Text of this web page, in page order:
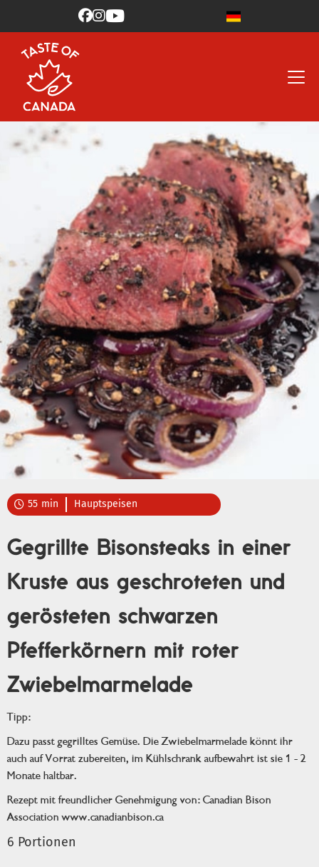

 55 min Hauptspeisen
Gegrillte Bisonsteaks in einer
Kruste aus geschroteten und
gerösteten schwarzen
Pfefferkörnern mit roter
Zwiebelmarmelade
Tipp:
Dazu passt gegrilltes Gemüse. Die Zwiebelmarmelade könnt ihr
auch auf Vorrat zubereiten, im Kühlschrank aufbewahrt ist sie 1 - 2
Monate haltbar.
Rezept mit freundlicher Genehmigung von: Canadian Bison
Association www.canadianbison.ca
6 Portionen